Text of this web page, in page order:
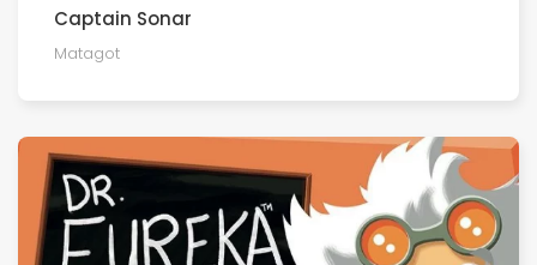
Captain Sonar
Matagot